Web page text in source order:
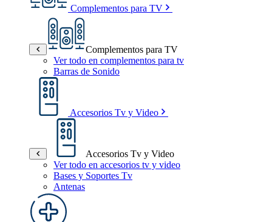
Complementos para TV
Complementos para TV
Ver todo en complementos para tv
Barras de Sonido
Accesorios Tv y Video
Accesorios Tv y Video
Ver todo en accesorios tv y video
Bases y Soportes Tv
Antenas